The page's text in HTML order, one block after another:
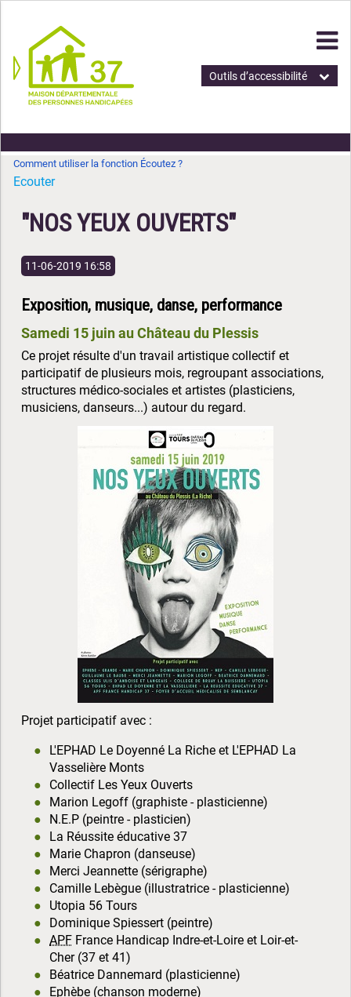
Outils d’accessibilité
Comment utiliser la fonction Écoutez ?
Ecouter
"NOS YEUX OUVERTS"
11-06-2019 16:58
Exposition, musique, danse, performance
Samedi 15 juin au Château du Plessis
Ce projet résulte d'un travail artistique collectif et
participatif de plusieurs mois, regroupant associations,
structures médico-sociales et artistes (plasticiens,
musiciens, danseurs...) autour du regard.
Projet participatif avec :
L'EPHAD Le Doyenné La Riche et L'EPHAD La
Vasselière Monts
Collectif Les Yeux Ouverts
Marion Legoff (graphiste - plasticienne)
N.E.P (peintre - plasticien)
La Réussite éducative 37
Marie Chapron (danseuse)
Merci Jeannette (sérigraphe)
Camille Lebègue (illustratrice - plasticienne)
Utopia 56 Tours
Dominique Spiessert (peintre)
APF France Handicap Indre-et-Loire et Loir-et-
Cher (37 et 41)
Béatrice Dannemard (plasticienne)
Ephèbe (chanson moderne)